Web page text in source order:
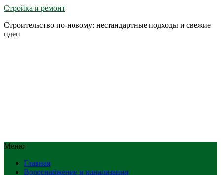
Стройка и ремонт
Строительство по-новому: нестандартные подходы и свежие
идеи
Меню
Главная
Водоснабжение и канализация